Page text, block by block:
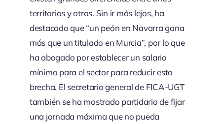
territorios y otros. Sin ir más lejos, ha
destacado que “un peón en Navarra gana
más que un titulado en Murcia”, por lo que
ha abogado por establecer un salario
mínimo para el sector para reducir esta
brecha. El secretario general de FICA-UGT
también se ha mostrado partidario de fijar
una jornada máxima que no pueda